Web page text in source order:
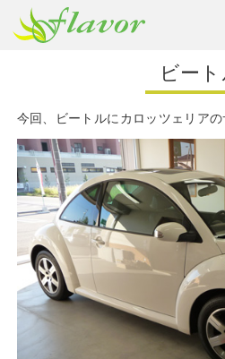
ビー
今回、ビートルにカロッツェリアの